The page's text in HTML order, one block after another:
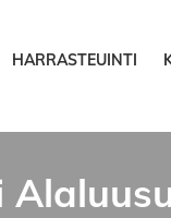
HARRASTEUINTI